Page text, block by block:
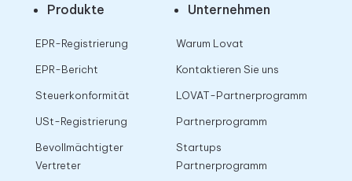
Produkte
EPR-Registrierung
EPR-Bericht
Steuerkonformität
USt-Registrierung
Bevollmächtigter
Vertreter
Unternehmen
Warum Lovat
Kontaktieren Sie uns
LOVAT-Partnerprogramm
Partnerprogramm
Startups
Partnerprogramm